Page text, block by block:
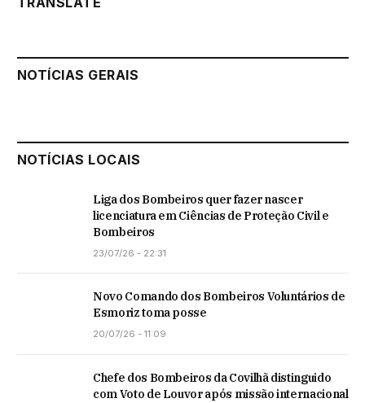
NOTÍCIAS GERAIS
NOTÍCIAS LOCAIS
Liga dos Bombeiros quer fazer nascer
licenciatura em Ciências de Proteção Civil e
Bombeiros
23/07/26 - 22:31
Novo Comando dos Bombeiros Voluntários de
Esmoriz toma posse
20/07/26 - 11:09
Chefe dos Bombeiros da Covilhã distinguido
com Voto de Louvor após missão internacional